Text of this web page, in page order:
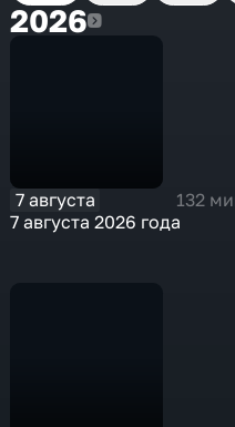
20262026
7 августа
132
7 августа 2026 года